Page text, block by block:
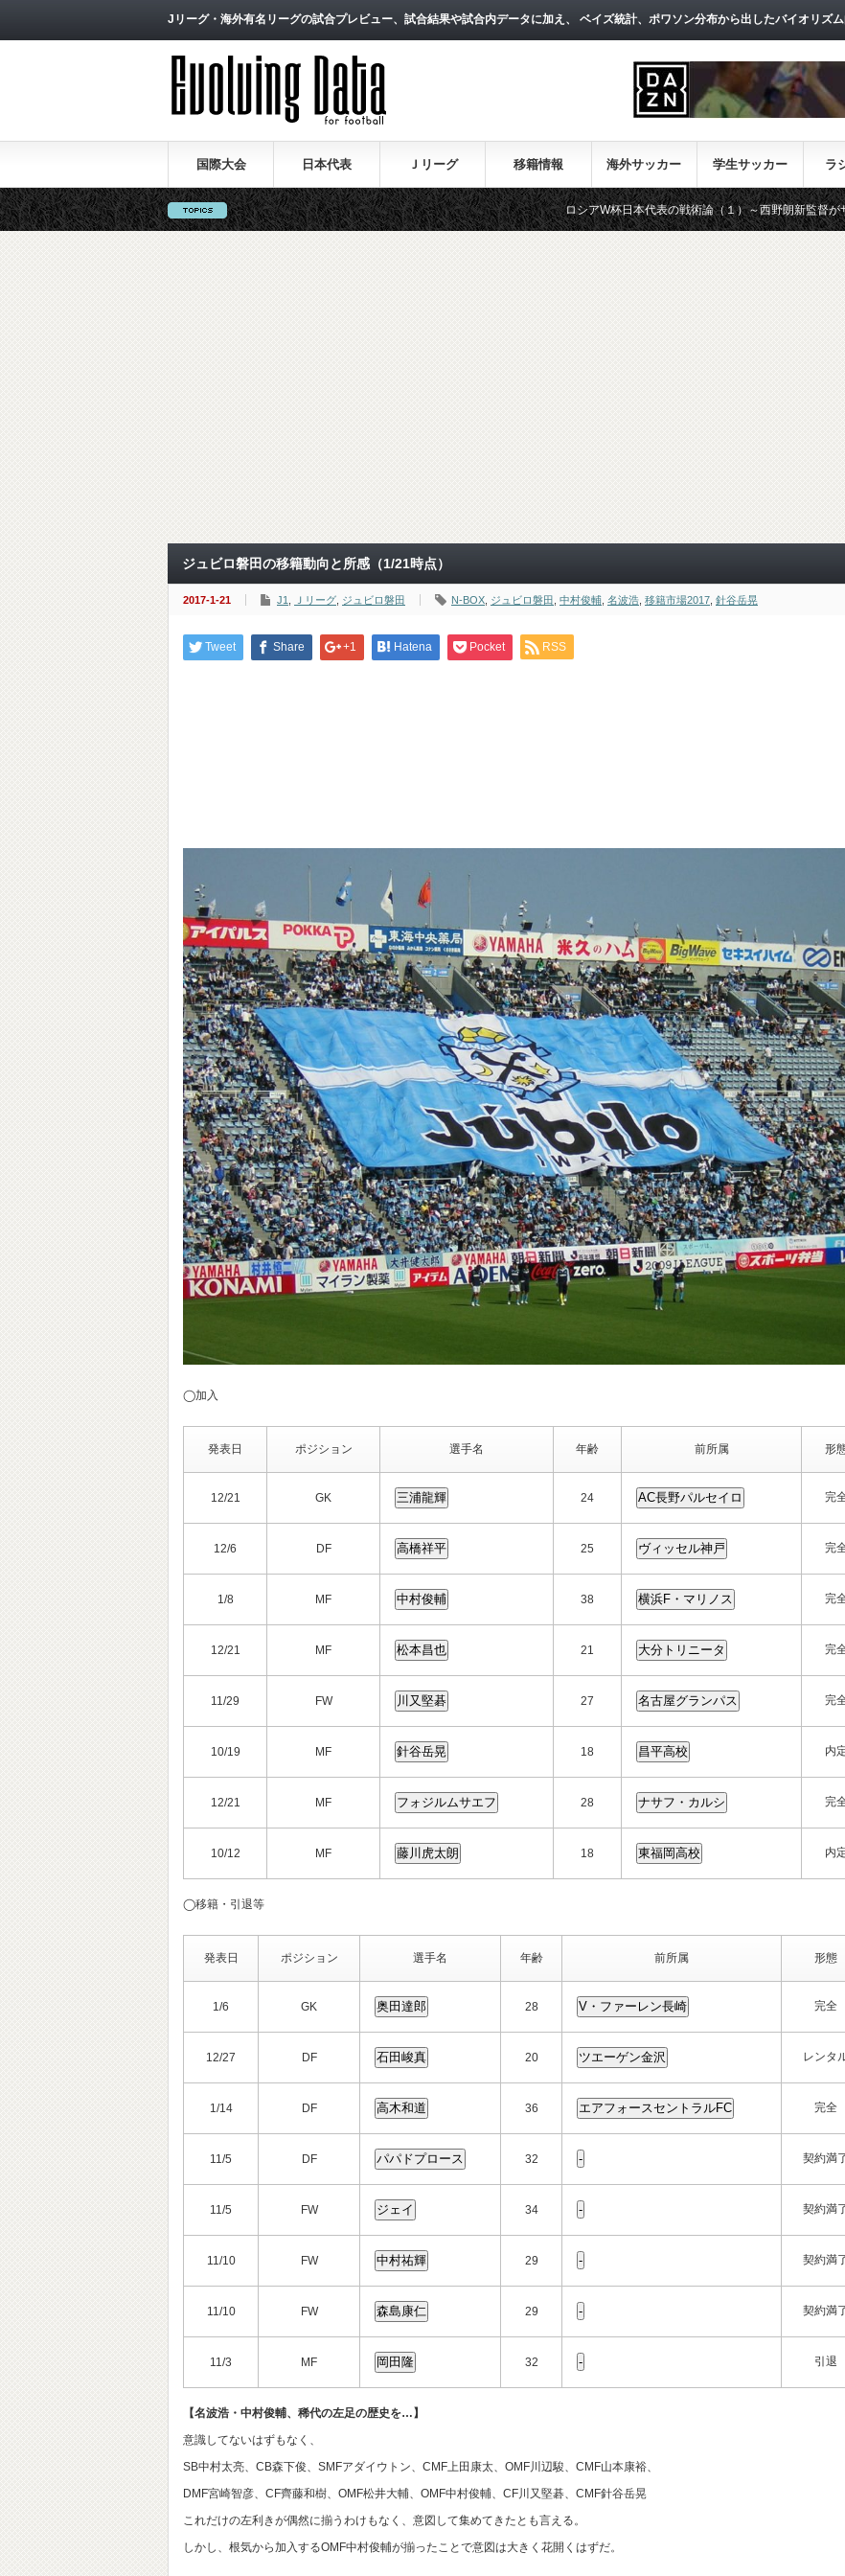
Jリーグ・海外有名リーグの試合プレビュー、試合結果や試合内データに加え、 ベイズ統計、ポワソン分布から出したバイオリズム
国際大会 日本代表 Ｊリーグ 移籍情報 海外サッカー 学生サッカー ラ
ロシアW杯日本代表の戦術論（１）～西野朗新監督がサッカーのス
ジュビロ磐田の移籍動向と所感（1/21時点）
2017-1-21 J1 Ｊリーグ ジュビロ磐田 N-BOX ジュビロ磐田 中村俊輔 名波浩 移籍市場2017 針谷岳晃
Tweet Share +1 Hatena Pocket RSS
◯加入
発表日 ポジション 選手名 年齢 前所属 形
12/21 GK 24 完
12/6 DF 25 完
1/8 MF 38 完
12/21 MF 21 完
11/29 FW 27 完
10/19 MF 18 内
12/21 MF 28 完
10/12 MF 18 内
◯移籍・引退等
発表日 ポジション 選手名 年齢 前所属 形態
1/6 GK 28 完全
12/27 DF 20 レンタ
1/14 DF 36 完全
11/5 DF 32 契約満
11/5 FW 34 契約満
11/10 FW 29 契約満
11/10 FW 29 契約満
11/3 MF 32 引退
【名波浩・中村俊輔、稀代の左足の歴史を…】
意識してないはずもなく、
SB中村太亮、CB森下俊、SMFアダイウトン、CMF上田康太、OMF川辺駿、CMF山本康裕、
DMF宮崎智彦、CF齊藤和樹、OMF松井大輔、OMF中村俊輔、CF川又堅碁、CMF針谷岳晃
これだけの左利きが偶然に揃うわけもなく、意図して集めてきたとも言える。
しかし、根気から加入するOMF中村俊輔が揃ったことで意図は大きく花開くはずだ。